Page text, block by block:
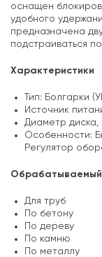
оснащен
удобного
предназначена
подстраиваться
Характеристики
Тип: Болгарки
Источник
Диаметр диска,
Особенности:
Регулятор
Для труб
По бетону
По дереву
По камню
По металлу